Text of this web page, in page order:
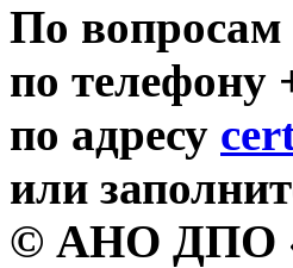
По вопросам
по телефону
по адресу
или
© АНО ДПО